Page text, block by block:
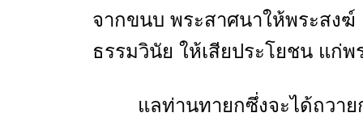
จากขนบ พระสาศนาให้พระสงฆ์
ธรรมวินัย ให้เสียประโยชน แก่
แลท่านทายกซึ่งจะได้ถวา